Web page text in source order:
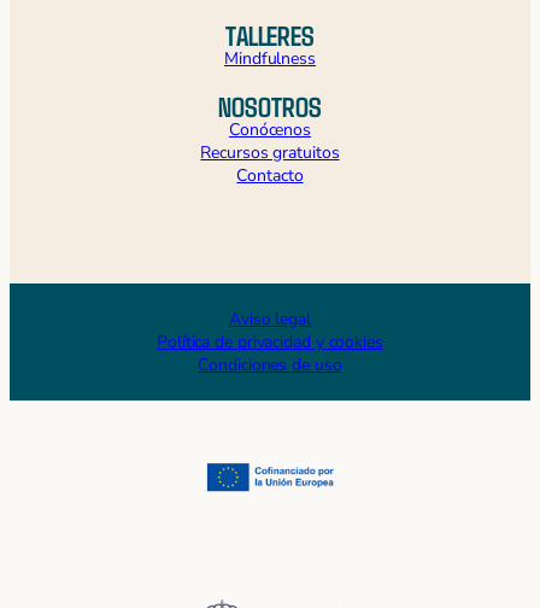
TALLERES
Mindfulness
NOSOTROS
Conócenos
Recursos gratuitos
Contacto
Aviso legal
Política de privacidad y cookies
Condiciones de uso